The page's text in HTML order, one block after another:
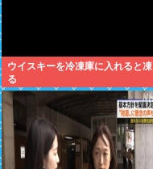
ウイスキーを冷凍庫に入れると凍
る